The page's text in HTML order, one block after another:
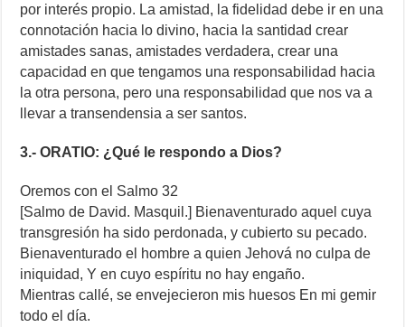
por interés propio. La amistad, la fidelidad debe ir en una
connotación hacia lo divino, hacia la santidad crear
amistades sanas, amistades verdadera, crear una
capacidad en que tengamos una responsabilidad hacia
la otra persona, pero una responsabilidad que nos va a
llevar a transendensia a ser santos.
3.- ORATIO: ¿Qué le respondo a Dios?
Oremos con el Salmo 32
[Salmo de David. Masquil.] Bienaventurado aquel cuya
transgresión ha sido perdonada, y cubierto su pecado.
Bienaventurado el hombre a quien Jehová no culpa de
iniquidad, Y en cuyo espíritu no hay engaño.
Mientras callé, se envejecieron mis huesos En mi gemir
todo el día.